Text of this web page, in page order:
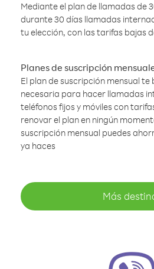
Mediante el plan de llamadas de
durante 30 días llamadas
tu elección, con las tarifas bajas
Planes de suscripción
El plan de suscripción mensual
necesaria para hacer llamadas
teléfonos fijos y móviles con
renovar el plan en ningún
suscripción mensual puedes
ya haces
Más